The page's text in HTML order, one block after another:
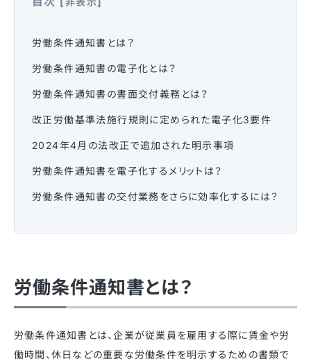
労働条件通知書とは？
労働条件通知書の電子化とは？
労働条件通知書の書面交付義務とは？
改正労働基準法施行規則に定められた電子化3要件
2024年4月の法改正で追加された明示事項
労働条件通知書を電子化するメリットは？
労働条件通知書の交付業務をさらに効率化するには？
労働条件通知書とは？
労働条件通知書とは、企業が従業員を雇用する際に賃金や労
働時間、休日などの重要な労働条件を明示するための書類で